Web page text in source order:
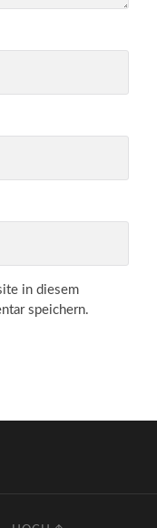
in diesem
speichern.